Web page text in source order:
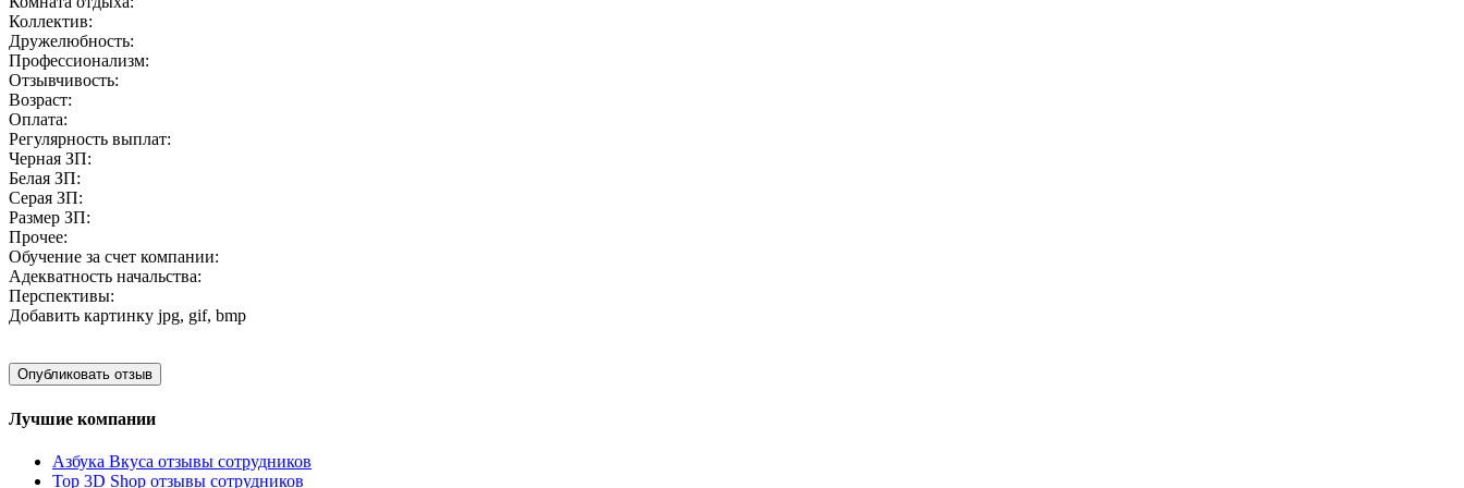
Коллектив:
Дружелюбность:
Профессионализм:
Отзывчивость:
Возраст:
Оплата:
Регулярность выплат:
Черная ЗП:
Белая ЗП:
Серая ЗП:
Размер ЗП:
Прочее:
Обучение за счет компании:
Адекватность начальства:
Перспективы:
Добавить картинку jpg, gif, bmp
Лучшие компании
Азбука Вкуса отзывы сотрудников
Top 3D Shop отзывы сотрудников